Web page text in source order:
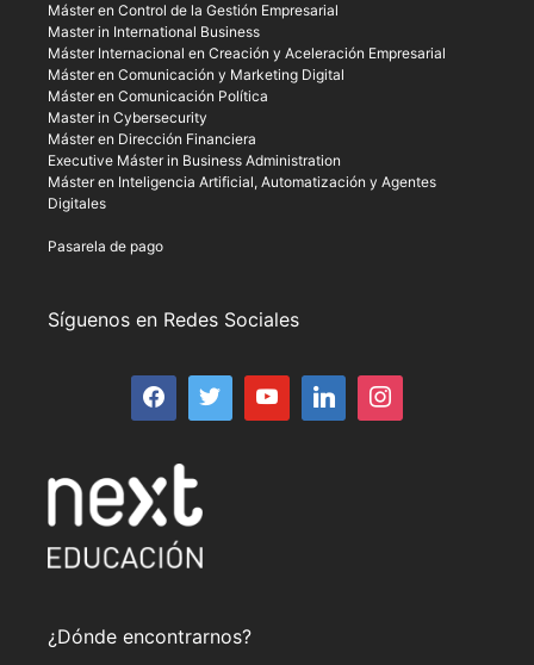
Máster en Control de la Gestión Empresarial
Master in International Business
Máster Internacional en Creación y Aceleración Empresarial
Máster en Comunicación y Marketing Digital
Máster en Comunicación Política
Master in Cybersecurity
Máster en Dirección Financiera
Executive Máster in Business Administration
Máster en Inteligencia Artificial, Automatización y Agentes
Digitales
Pasarela de pago
Síguenos en Redes Sociales
¿Dónde encontrarnos?